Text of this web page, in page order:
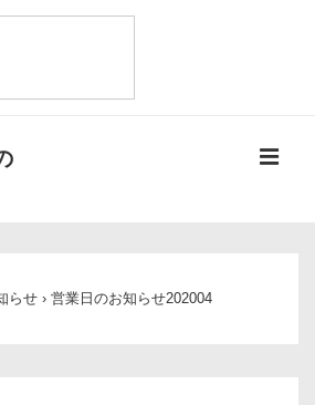
メ
らせ › 営業日のお知らせ202004